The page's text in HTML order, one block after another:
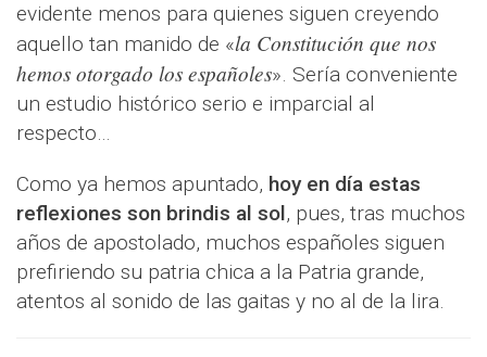
evidente menos para quienes siguen creyendo
aquello tan manido de «la Constitución que nos
hemos otorgado los españoles». Sería conveniente
un estudio histórico serio e imparcial al
respecto…
Como ya hemos apuntado, hoy en día estas
reflexiones son brindis al sol, pues, tras muchos
años de apostolado, muchos españoles siguen
prefiriendo su patria chica a la Patria grande,
atentos al sonido de las gaitas y no al de la lira.